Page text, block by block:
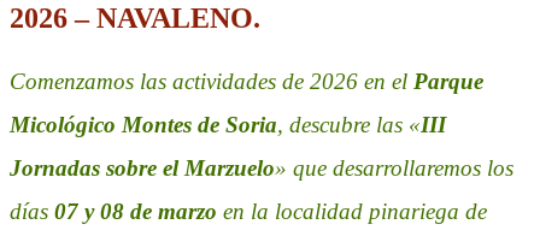
2026 – NAVALENO.
Comenzamos las actividades de 2026 en el Parque
Micológico Montes de Soria, descubre las «III
Jornadas sobre el Marzuelo» que desarrollaremos los
días 07 y 08 de marzo en la localidad pinariega de